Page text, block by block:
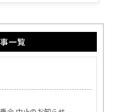
一覧